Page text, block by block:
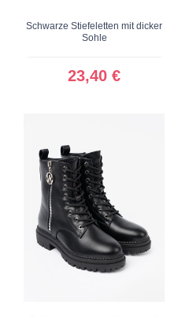
Schwarze Stiefeletten mit dicker
Sohle
23,40 €